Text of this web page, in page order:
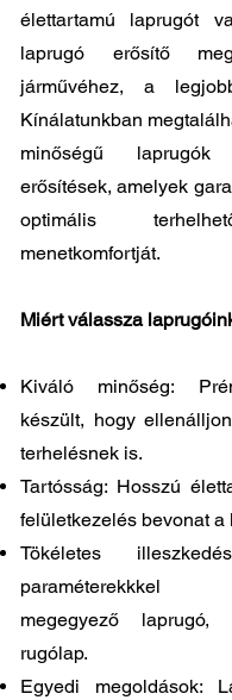
élettartamú laprugót
laprugó erősítő
járművéhez, a
Kínálatunkban
minőségű
erősítések, amelyek
optimális
menetkomfortját.
Miért válassza
Kiváló minőség:
készült, hogy
terhelésnek is.
Tartósság: Hosszú
felületkezelés bevonat a
Tökéletes
paraméterekkkel
megegyező laprugó,
rugólap.
Egyedi megoldások: